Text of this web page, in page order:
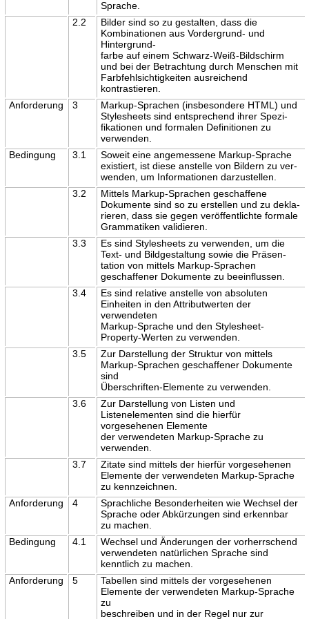
Sprache.
2.2
Bilder sind so zu gestalten, dass die
Kombinationen aus Vordergrund- und
Hintergrund-
farbe auf einem Schwarz-Weiß-Bildschirm
und bei der Betrachtung durch Menschen mit
Farbfehlsichtigkeiten ausreichend
kontrastieren.
Anforderung
3
Markup-Sprachen (insbesondere HTML) und
Stylesheets sind entsprechend ihrer Spezi-
fikationen und formalen Definitionen zu
verwenden.
Bedingung
3.1
Soweit eine angemessene Markup-Sprache
existiert, ist diese anstelle von Bildern zu ver-
wenden, um Informationen darzustellen.
3.2
Mittels Markup-Sprachen geschaffene
Dokumente sind so zu erstellen und zu dekla-
rieren, dass sie gegen veröffentlichte formale
Grammatiken validieren.
3.3
Es sind Stylesheets zu verwenden, um die
Text- und Bildgestaltung sowie die Präsen-
tation von mittels Markup-Sprachen
geschaffener Dokumente zu beeinflussen.
3.4
Es sind relative anstelle von absoluten
Einheiten in den Attributwerten der
verwendeten
Markup-Sprache und den Stylesheet-
Property-Werten zu verwenden.
3.5
Zur Darstellung der Struktur von mittels
Markup-Sprachen geschaffener Dokumente
sind
Überschriften-Elemente zu verwenden.
3.6
Zur Darstellung von Listen und
Listenelementen sind die hierfür
vorgesehenen Elemente
der verwendeten Markup-Sprache zu
verwenden.
3.7
Zitate sind mittels der hierfür vorgesehenen
Elemente der verwendeten Markup-Sprache
zu kennzeichnen.
Anforderung
4
Sprachliche Besonderheiten wie Wechsel der
Sprache oder Abkürzungen sind erkennbar
zu machen.
Bedingung
4.1
Wechsel und Änderungen der vorherrschend
verwendeten natürlichen Sprache sind
kenntlich zu machen.
Anforderung
5
Tabellen sind mittels der vorgesehenen
Elemente der verwendeten Markup-Sprache
zu
beschreiben und in der Regel nur zur